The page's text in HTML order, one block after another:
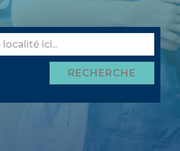
RECHERCHE